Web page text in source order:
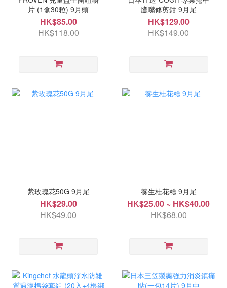
片 (1盒30粒) 9月頭
HK$85.00
HK$118.00
鷹嘴修剪鉗 9月尾
HK$129.00
HK$149.00
紫玫瑰花50G 9月尾
HK$29.00
HK$49.00
養生桂花糕 9月尾
HK$25.00 ~ HK$40.00
HK$68.00